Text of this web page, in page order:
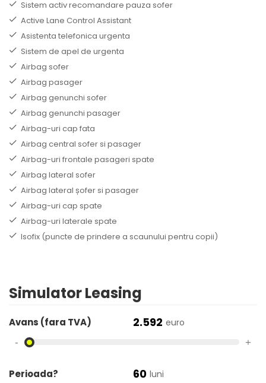
Sistem activ recomandare pauza sofer
Active Lane Control Assistant
Asistenta telefonica urgenta
Sistem de apel de urgenta
Airbag sofer
Airbag pasager
Airbag genunchi sofer
Airbag genunchi pasager
Airbag-uri cap fata
Airbag central sofer si pasager
Airbag-uri frontale pasageri spate
Airbag lateral sofer
Airbag lateral șofer si pasager
Airbag-uri cap spate
Airbag-uri laterale spate
Isofix (puncte de prindere a scaunului pentru copii)
Simulator Leasing
Avans (fara TVA) 2.592 euro
- +
Perioada? 60 luni